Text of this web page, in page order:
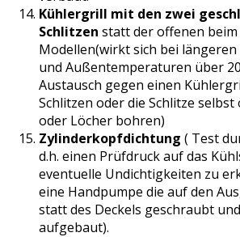
Kühlergrill mit den zwei
Schlitzen statt der offenen beim
Modellen(wirkt sich bei
und Außentemperaturen über
Austausch gegen einen
Schlitzen oder die Schlitze
oder Löcher bohren)
Zylinderkopfdichtung ( Test
d.h. einen Prüfdruck auf das
eventuelle Undichtigkeiten zu
eine Handpumpe die auf den
statt des Deckels geschraubt
aufgebaut).